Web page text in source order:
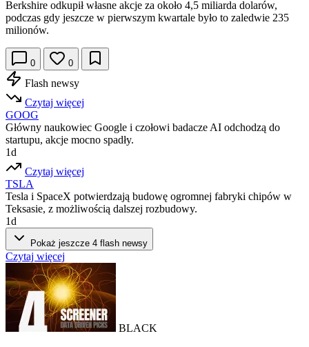
Berkshire odkupił własne akcje za około 4,5 miliarda dolarów,
podczas gdy jeszcze w pierwszym kwartale było to zaledwie 235
milionów.
0 0
Flash newsy
Czytaj więcej
GOOG
Główny naukowiec Google i czołowi badacze AI odchodzą do
startupu, akcje mocno spadły.
1d
Czytaj więcej
TSLA
Tesla i SpaceX potwierdzają budowę ogromnej fabryki chipów w
Teksasie, z możliwością dalszej rozbudowy.
1d
Pokaż jeszcze 4 flash newsy
Czytaj więcej
BLACK